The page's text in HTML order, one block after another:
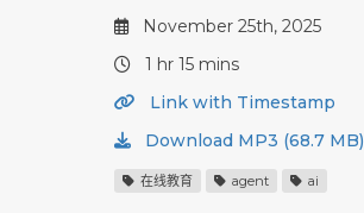
November 25th, 2025
1 hr 15 mins
Link with Timestamp
Download MP3 (68.7 MB)
在线教育 agent ai